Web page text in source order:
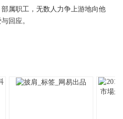
职工，无数人力争上游地向他
回应。